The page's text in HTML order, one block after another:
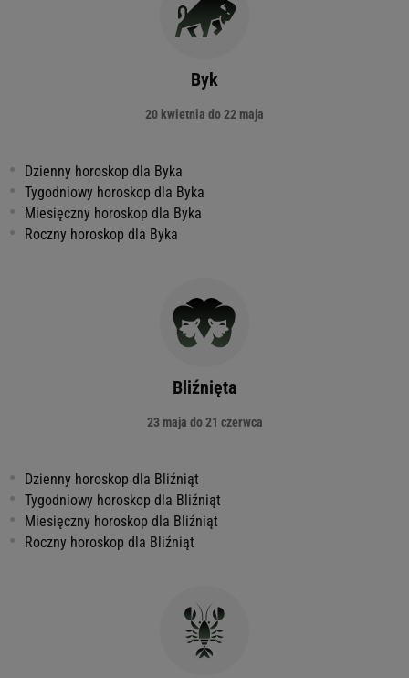
Byk
20 kwietnia do 22 maja
Dzienny horoskop dla Byka
Tygodniowy horoskop dla Byka
Miesięczny horoskop dla Byka
Roczny horoskop dla Byka
Bliźnięta
23 maja do 21 czerwca
Dzienny horoskop dla Bliźniąt
Tygodniowy horoskop dla Bliźniąt
Miesięczny horoskop dla Bliźniąt
Roczny horoskop dla Bliźniąt